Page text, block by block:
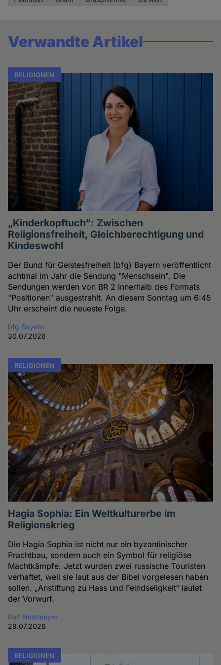
Verwandte Artikel
RELIGIONEN
„Kinderkopftuch“: Zwischen
Religionsfreiheit, Gleichberechtigung und
Kindeswohl
Der Bund für Geistesfreiheit (bfg) Bayern veröffentlicht
achtmal im Jahr die Sendung "Menschsein". Die
Sendungen werden von BR 2 innerhalb des Formats
"Positionen" ausgestrahlt. An diesem Sonntag um 6:45
Uhr erscheint die neueste Folge.
bfg Bayern
30.07.2026
RELIGIONEN
Hagia Sophia: Ein Weltkulturerbe im
Religionskrieg
Die Hagia Sophia ist nicht nur ein byzantinischer
Prachtbau, sondern auch ein Symbol für religiöse
Machtkämpfe. Jetzt wurden zwei russische Touristen
verhaftet, weil sie laut aus der Bibel vorgelesen haben
sollen. „Anstiftung zu Hass und Feindseligkeit“ lautet
der Vorwurf.
Ralf Nestmeyer
29.07.2026
RELIGIONEN